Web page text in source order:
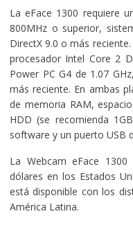
La eFace 1300 requiere
800MHz o superior,
DirectX 9.0 o más
procesador Intel Core 2
Power PC G4 de 1.07
más reciente. En ambas
de memoria RAM,
HDD (se recomienda
software y un puerto USB
La Webcam eFace
dólares en los Estados
está disponible con los
América Latina.